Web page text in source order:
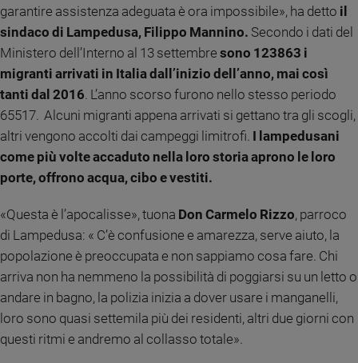
e
giovani
Adolescenza
Bioetica
Vai
Foto
Video
Podcast
garantire assistenza adeguata è ora impossibile», ha detto il
sindaco di Lampedusa, Filippo Mannino. Secondo i dati del
Ministero dell’Interno al 13 settembre sono 123863 i
migranti arrivati in Italia dall’inizio dell’anno, mai così
tanti dal 2016. L’anno scorso furono nello stesso periodo
65517. Alcuni migranti appena arrivati si gettano tra gli scogli,
altri vengono accolti dai campeggi limitrofi. I lampedusani
come più volte accaduto nella loro storia aprono le loro
porte, offrono acqua, cibo e vestiti.
«Questa è l’apocalisse», tuona Don Carmelo Rizzo, parroco
di Lampedusa: « C’è confusione e amarezza, serve aiuto, la
popolazione è preoccupata e non sappiamo cosa fare. Chi
arriva non ha nemmeno la possibilità di poggiarsi su un letto o
andare in bagno, la polizia inizia a dover usare i manganelli,
loro sono quasi settemila più dei residenti, altri due giorni con
questi ritmi e andremo al collasso totale».